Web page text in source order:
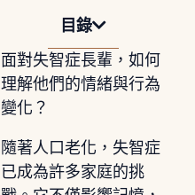
目錄
面對失智症長輩，如何
理解他們的情緒與行為
變化？
隨著人口老化，失智症
已成為許多家庭的挑